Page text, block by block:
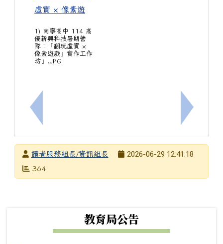
上一筆：國立中興大學數據與人工智慧專業學院、
1) 南寧高中 114 高
優新興科技暑期營
隊：「翻玩虛實 ×
像素遊戲」實作工作
坊」.JPG
下一筆：
發布者讀者服務組長/資訊組長
發布日期
2026-06-29 12:41:18
瀏覽次數
364
教育局公告